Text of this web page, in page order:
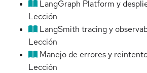
LangGraph Platform y
Lección
LangSmith tracing y
Lección
Manejo de errores y
Lección